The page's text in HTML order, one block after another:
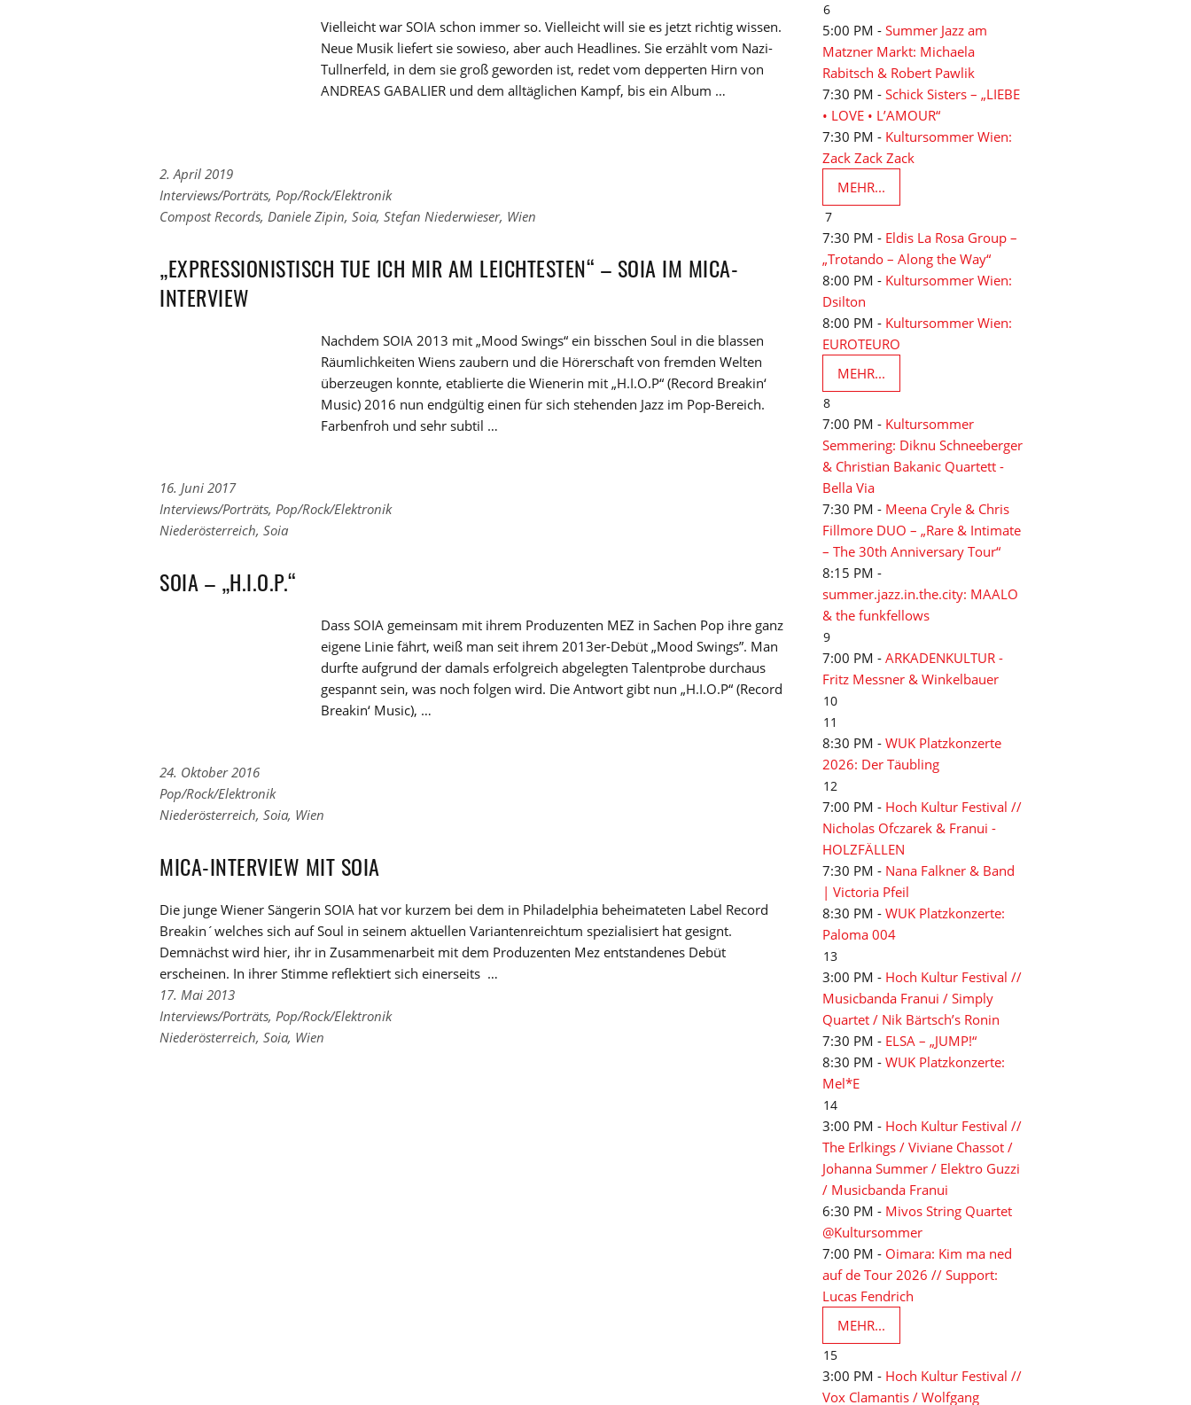
Vielleicht war SOIA schon immer so. Vielleicht will sie es jetzt richtig wissen.
Neue Musik liefert sie sowieso, aber auch Headlines. Sie erzählt vom Nazi-
Tullnerfeld, in dem sie groß geworden ist, redet vom depperten Hirn von
ANDREAS GABALIER und dem alltäglichen Kampf, bis ein Album …
2. April 2019
Links
zu
Kategorien
Interviews/Porträts, Pop/Rock/Elektronik
Links
den
Tags
Compost Records, Daniele Zipin, Soia, Stefan Niederwieser, Wien
„EXPRESSIONISTISCH TUE ICH MIR AM LEICHTESTEN“ – SOIA IM MICA-
INTERVIEW
Nachdem SOIA 2013 mit „Mood Swings“ ein bisschen Soul in die blassen
Räumlichkeiten Wiens zaubern und die Hörerschaft von fremden Welten
überzeugen konnte, etablierte die Wienerin mit „H.I.O.P“ (Record Breakin‘
Music) 2016 nun endgültig einen für sich stehenden Jazz im Pop-Bereich.
Farbenfroh und sehr subtil …
16. Juni 2017
Links
zu
Kategorien
Interviews/Porträts, Pop/Rock/Elektronik
Links
den
Tags
Niederösterreich, Soia
SOIA – „H.I.O.P.“
Dass SOIA gemeinsam mit ihrem Produzenten MEZ in Sachen Pop ihre ganz
eigene Linie fährt, weiß man seit ihrem 2013er-Debüt „Mood Swings”. Man
durfte aufgrund der damals erfolgreich abgelegten Talentprobe durchaus
gespannt sein, was noch folgen wird. Die Antwort gibt nun „H.I.O.P“ (Record
Breakin‘ Music), …
24. Oktober 2016
Links
zu
Kategorien
Pop/Rock/Elektronik
Links
den
Tags
Niederösterreich, Soia, Wien
MICA-INTERVIEW MIT SOIA
Die junge Wiener Sängerin SOIA hat vor kurzem bei dem in Philadelphia beheimateten Label Record
Breakin´welches sich auf Soul in seinem aktuellen Variantenreichtum spezialisiert hat gesignt.
Demnächst wird hier, ihr in Zusammenarbeit mit dem Produzenten Mez entstandenes Debüt
erscheinen. In ihrer Stimme reflektiert sich einerseits …
17. Mai 2013
Links
zu
Interviews/Porträts, Pop/Rock/Elektronik
Links
Niederösterreich, Soia, Wien
6
5:00 PM - Summer Jazz am
Matzner Markt: Michaela
Rabitsch & Robert Pawlik
7:30 PM - Schick Sisters – „LIEBE
• LOVE • L’AMOUR“
7:30 PM - Kultursommer Wien:
Zack Zack Zack
MEHR...
7
7:30 PM - Eldis La Rosa Group –
„Trotando – Along the Way“
8:00 PM - Kultursommer Wien:
Dsilton
8:00 PM - Kultursommer Wien:
EUROTEURO
MEHR...
8
7:00 PM - Kultursommer
Semmering: Diknu Schneeberger
& Christian Bakanic Quartett -
Bella Via
7:30 PM - Meena Cryle & Chris
Fillmore DUO – „Rare & Intimate
– The 30th Anniversary Tour“
8:15 PM -
summer.jazz.in.the.city: MAALO
& the funkfellows
9
7:00 PM - ARKADENKULTUR -
Fritz Messner & Winkelbauer
10
11
8:30 PM - WUK Platzkonzerte
2026: Der Täubling
12
7:00 PM - Hoch Kultur Festival //
Nicholas Ofczarek & Franui -
HOLZFÄLLEN
7:30 PM - Nana Falkner & Band
| Victoria Pfeil
8:30 PM - WUK Platzkonzerte:
Paloma 004
13
3:00 PM - Hoch Kultur Festival //
Musicbanda Franui / Simply
Quartet / Nik Bärtsch’s Ronin
7:30 PM - ELSA – „JUMP!“
8:30 PM - WUK Platzkonzerte:
Mel*E
14
3:00 PM - Hoch Kultur Festival //
The Erlkings / Viviane Chassot /
Johanna Summer / Elektro Guzzi
/ Musicbanda Franui
6:30 PM - Mivos String Quartet
@Kultursommer
7:00 PM - Oimara: Kim ma ned
auf de Tour 2026 // Support:
Lucas Fendrich
MEHR...
15
3:00 PM - Hoch Kultur Festival //
Vox Clamantis / Wolfgang